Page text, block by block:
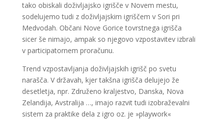
tako obiskali doživljajsko igrišče v Novem mestu,
sodelujemo tudi z doživljajskim igriščem v Sori pri
Medvodah. Občani Nove Gorice tovrstnega igrišča
sicer še nimajo, ampak so njegovo vzpostavitev izbrali
v participatornem proračunu.
Trend vzpostavljanja doživljajskih igrišč po svetu
narašča. V državah, kjer takšna igrišča delujejo že
desetletja, npr. Združeno kraljestvo, Danska, Nova
Zelandija, Avstralija …, imajo razvit tudi izobraževalni
sistem za praktike dela z igro oz. je »playwork«